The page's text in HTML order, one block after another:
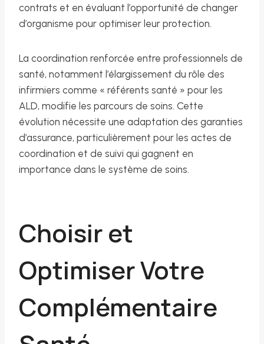
contrats et en évaluant l’opportunité de changer
d’organisme pour optimiser leur protection.
La coordination renforcée entre professionnels de
santé, notamment l’élargissement du rôle des
infirmiers comme « référents santé » pour les
ALD, modifie les parcours de soins. Cette
évolution nécessite une adaptation des garanties
d’assurance, particulièrement pour les actes de
coordination et de suivi qui gagnent en
importance dans le système de soins.
Choisir et
Optimiser Votre
Complémentaire